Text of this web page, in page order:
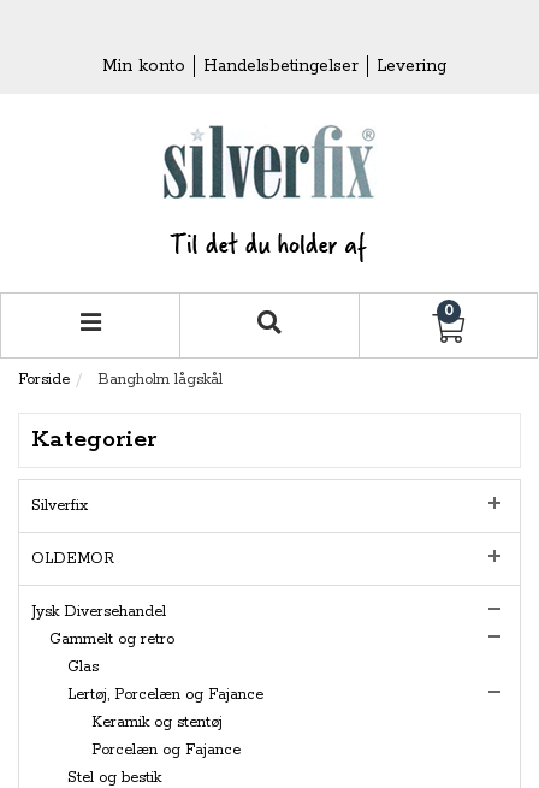
Min konto Handelsbetingelser Levering
0
Forside Bangholm lågskål
Kategorier
Silverfix
OLDEMOR
Jysk Diversehandel
Gammelt og retro
Glas
Lertøj, Porcelæn og Fajance
Keramik og stentøj
Porcelæn og Fajance
Stel og bestik